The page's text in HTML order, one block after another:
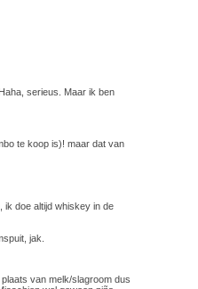
serieus. Maar ik ben
te koop is)! maar dat van
ik doe altijd whiskey in de
jak.
van melk/slagroom dus